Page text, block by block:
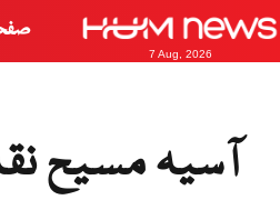
7 Aug, 2026
آسیہ مسیح